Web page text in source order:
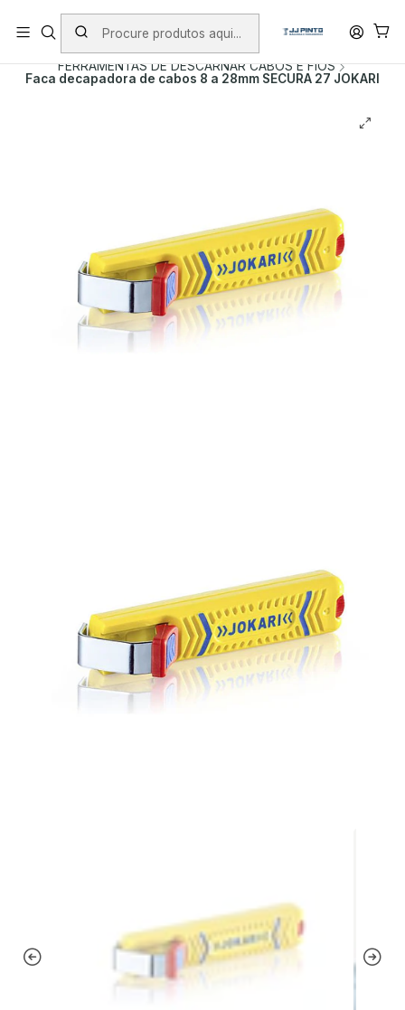
PORTES INCLUÍDOS EM ENCOMENDAS +75€ (excepto ilhas)
Início PRODUTOS
FERRAMENTA MANUAL
FERRAMENTAS DE DESCARNAR CABOS E FIOS
Faca decapadora de cabos 8 a 28mm SECURA 27 JOKARI